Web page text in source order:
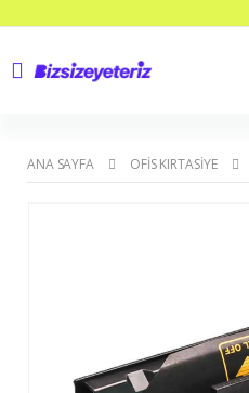
ANA SAYFA OFIS KIRTASIYE